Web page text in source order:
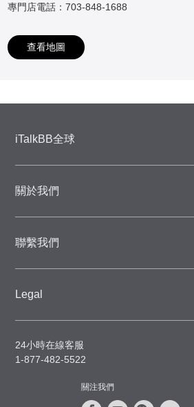
專門店電話：703-848-1688
查看地圖
iTalkBB全球
關於我們
聯繫我們
Legal
24小時在線客服
1-877-482-5522
關注我們